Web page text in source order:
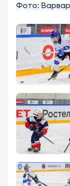
Фото: